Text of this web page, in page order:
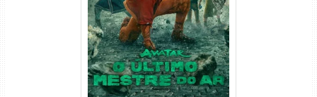
Avatar: O Último Mestre do
Ar 2ª Temporada Torrent
(2026) WEB-DL 1080p Dual
Áudio